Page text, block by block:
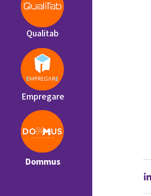
Qualitab
Empregare
Dommus